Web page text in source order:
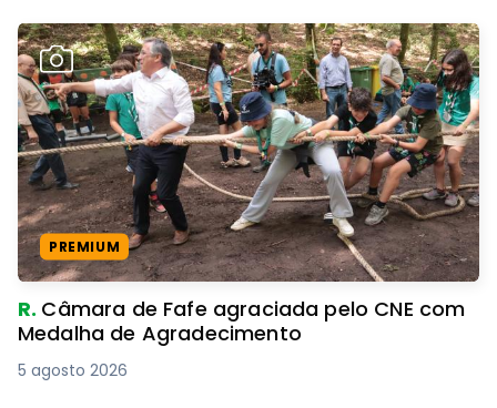
PREMIUM
R. Câmara de Fafe agraciada pelo CNE com
Medalha de Agradecimento
5 agosto 2026